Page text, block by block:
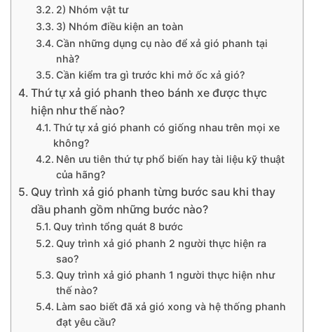
2) Nhóm vật tư
3) Nhóm điều kiện an toàn
Cần những dụng cụ nào để xả gió phanh tại
nhà?
Cần kiểm tra gì trước khi mở ốc xả gió?
Thứ tự xả gió phanh theo bánh xe được thực
hiện như thế nào?
Thứ tự xả gió phanh có giống nhau trên mọi xe
không?
Nên ưu tiên thứ tự phổ biến hay tài liệu kỹ thuật
của hãng?
Quy trình xả gió phanh từng bước sau khi thay
dầu phanh gồm những bước nào?
Quy trình tổng quát 8 bước
Quy trình xả gió phanh 2 người thực hiện ra
sao?
Quy trình xả gió phanh 1 người thực hiện như
thế nào?
Làm sao biết đã xả gió xong và hệ thống phanh
đạt yêu cầu?